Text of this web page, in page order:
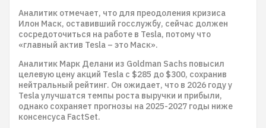
Аналитик отмечает, что для преодоления кризиса
Илон Маск, оставивший госслужбу, сейчас должен
сосредоточиться на работе в Tesla, потому что
«главный актив Tesla – это Маск».
Аналитик Марк Делани из Goldman Sachs повысил
целевую цену акций Tesla с $285 до $300, сохранив
нейтральный рейтинг. Он ожидает, что в 2026 году у
Tesla улучшатся темпы роста выручки и прибыли,
однако сохраняет прогнозы на 2025-2027 годы ниже
консенсуса FactSet.